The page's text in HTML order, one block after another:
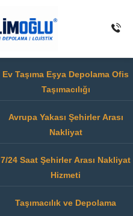
Ev Taşıma Eşya Depolama Ofis
Taşımacılığı
Avrupa Yakası Şehirler Arası
Nakliyat
7/24 Saat Şehirler Arası Nakliyat
Hizmeti
Taşımacılık ve Depolama